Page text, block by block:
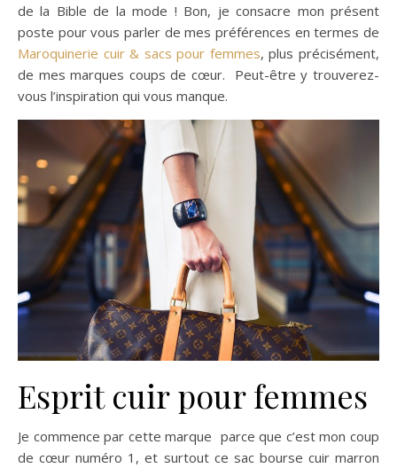
de la Bible de la mode ! Bon, je consacre mon présent
poste pour vous parler de mes préférences en termes de
Maroquinerie cuir & sacs pour femmes, plus précisément,
de mes marques coups de cœur. Peut-être y trouverez-
vous l’inspiration qui vous manque.
Esprit cuir pour femmes
Je commence par cette marque parce que c’est mon coup
de cœur numéro 1, et surtout ce sac bourse cuir marron